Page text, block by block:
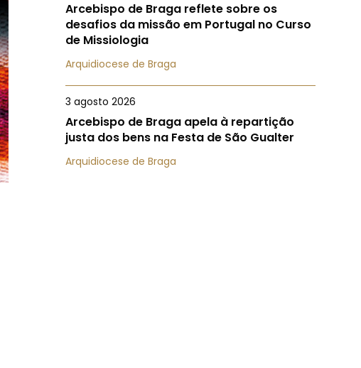
Arcebispo de Braga reflete sobre os
desafios da missão em Portugal no Curso
de Missiologia
Arquidiocese de Braga
3 agosto 2026
Arcebispo de Braga apela à repartição
justa dos bens na Festa de São Gualter
Arquidiocese de Braga